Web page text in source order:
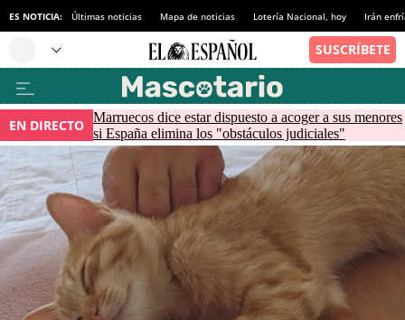
ES NOTICIA: Últimas noticias Mapa de noticias Lotería Nacional, hoy Irán
EN DIRECTO Marruecos dice estar dispuesto a acoger a sus menores
si España elimina los "obstáculos judiciales"